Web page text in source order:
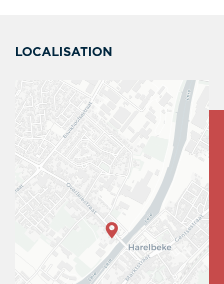
LOCALISATION